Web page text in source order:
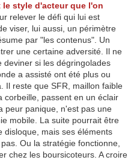
le style d'acteur que l'on
relever le défi qui lui est
viser, lui aussi, un périmètre
par "les contenus". Un
une certaine adversité. Il ne
deviner si les dégringolades
a assisté ont été plus ou
Il reste que SFR, maillon faible
corbeille, passent en un éclair
peur panique, n'est pas une
mobile. La suite pourrait être
disloque, mais ses éléments
Ou la stratégie fonctionne,
chez les boursicoteurs. A croire